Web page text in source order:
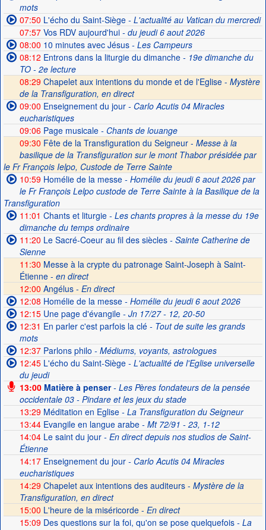
mots
07:50 L'écho du Saint-Siège- L'actualité au Vatican du mercredi
07:57Vos RDV aujourd'hui- du jeudi 6 aout 2026
08:00 10 minutes avec Jésus- Les Campeurs
08:12 Entrons dans la liturgie du dimanche- 19e dimanche du
TO - 2e lecture
08:29 Chapelet aux intentions du monde et de l'Eglise - Mystère
de la Transfiguration, en direct
09:00 Enseignement du jour- Carlo Acutis 04 Miracles
eucharistiques
09:06Page musicale- Chants de louange
09:30 Fête de la Transfiguration du Seigneur - Messe à la
basilique de la Transfiguration sur le mont Thabor présidée par
le Fr François Ielpo, Custode de Terre Sainte
10:59Homélie de la messe- Homélie du jeudi 6 aout 2026 par
le Fr François Lelpo custode de Terre Sainte à la Basilique de la
Transfiguration
11:01 Chants et liturgie- Les chants propres à la messe du 19e
dimanche du temps ordinaire
11:20 Le Sacré-Coeur au fil des siècles- Sainte Catherine de
Sienne
11:30 Messe à la crypte du patronage Saint-Joseph à Saint-
Étienne - en direct
12:00 Angélus - En direct
12:08 Homélie de la messe- Homélie du jeudi 6 aout 2026
12:15Une page d'évangile- Jn 17/27 - 12, 20-50
12:31 En parler c'est parfois la clé- Tout de suite les grands
mots
12:37Parlons philo - Médiums, voyants, astrologues
12:45L'écho du Saint-Siège- L'actualité de l'Eglise universelle
du jeudi
13:00Matière à penser- Les Pères fondateurs de la pensée
occidentale 03 - Pindare et les jeux du stade
13:29Méditation en Eglise- La Transfiguration du Seigneur
13:44Evangile en langue arabe- Mt 72/91 - 23, 1-12
14:04Le saint du jour- En direct depuis nos studios de Saint-
Étienne
14:17Enseignement du jour- Carlo Acutis 04 Miracles
eucharistiques
14:29 Chapelet aux intentions des auditeurs - Mystère de la
Transfiguration, en direct
15:00 L'heure de la miséricorde - En direct
15:09Des questions sur la foi, qu'on se pose quelquefois- La